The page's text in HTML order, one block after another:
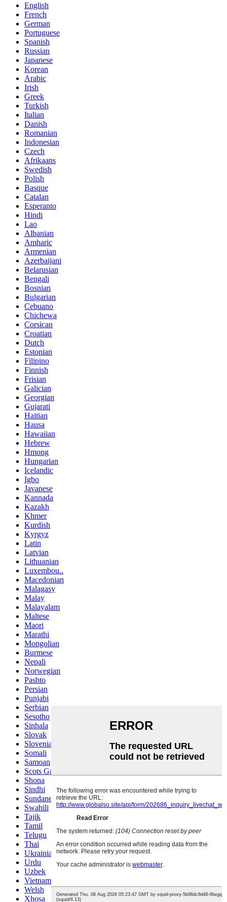
English
French
German
Portuguese
Spanish
Russian
Japanese
Korean
Arabic
Irish
Greek
Turkish
Italian
Danish
Romanian
Indonesian
Czech
Afrikaans
Swedish
Polish
Basque
Catalan
Esperanto
Hindi
Lao
Albanian
Amharic
Armenian
Azerbaijani
Belarusian
Bengali
Bosnian
Bulgarian
Cebuano
Chichewa
Corsican
Croatian
Dutch
Estonian
Filipino
Finnish
Frisian
Galician
Georgian
Gujarati
Haitian
Hausa
Hawaiian
Hebrew
Hmong
Hungarian
Icelandic
Igbo
Javanese
Kannada
Kazakh
Khmer
Kurdish
Kyrgyz
Latin
Latvian
Lithuanian
Luxembou..
Macedonian
Malagasy
Malay
Malayalam
Maltese
Maori
Marathi
Mongolian
Burmese
Nepali
Norwegian
Pashto
Persian
Punjabi
Serbian
Sesotho
Sinhala
Slovak
Slovenian
Somali
Samoan
Scots Gaelic
Shona
Sindhi
Sundanese
Swahili
Tajik
Tamil
Telugu
Thai
Ukrainian
Urdu
Uzbek
Vietnamese
Welsh
Xhosa